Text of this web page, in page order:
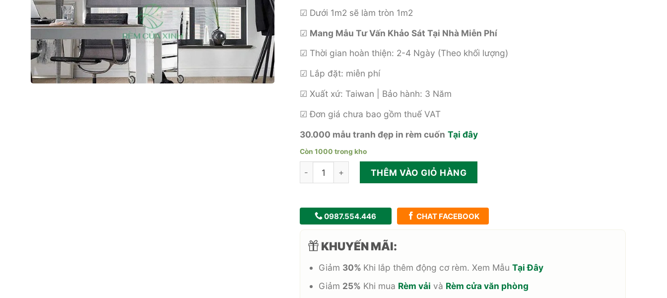
☑ Dưới 1m2 sẽ làm tròn 1m2
☑ Mang Mẫu Tư Vấn Khảo Sát Tại Nhà Miễn Phí
☑ Thời gian hoàn thiện: 2-4 Ngày (Theo khối lượng)
☑ Lắp đặt: miễn phí
☑ Xuất xứ: Taiwan | Bảo hành: 3 Năm
☑ Đơn giá chưa bao gồm thuế VAT
30.000 mẫu tranh đẹp in rèm cuốn Tại đây
Còn 1000 trong kho
Rèm cửa cuốn văn phòng hiện đại sang trọng số lượng
THÊM VÀO GIỎ HÀNG
0987.554.446 CHAT FACEBOOK
KHUYẾN MÃI:
Giảm 30% Khi lắp thêm động cơ rèm. Xem MẫuTại Đây
Giảm 25% Khi mua Rèm vải và Rèm cửa văn phòng